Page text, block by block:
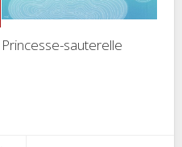
Princesse-sauterelle